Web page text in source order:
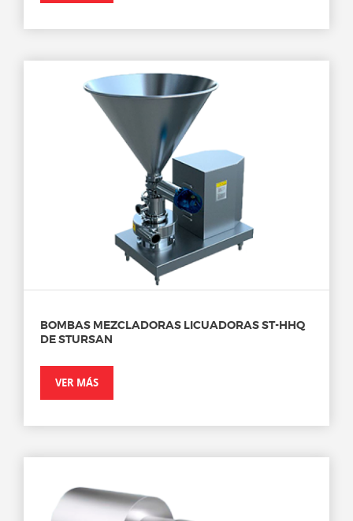
BOMBAS MEZCLADORAS LICUADORAS ST-HHQ
DE STURSAN
VER MÁS